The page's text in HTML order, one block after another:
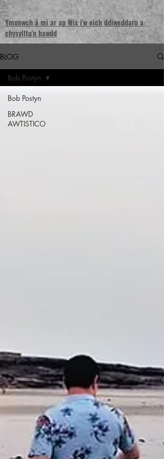
Ymunwch â mi ar ap Wix i'w eich ddiweddaru a
chysylltu'n hawdd
BLOG
Bob Postyn
BRAWD
AWTISTICO
Bob Postyn